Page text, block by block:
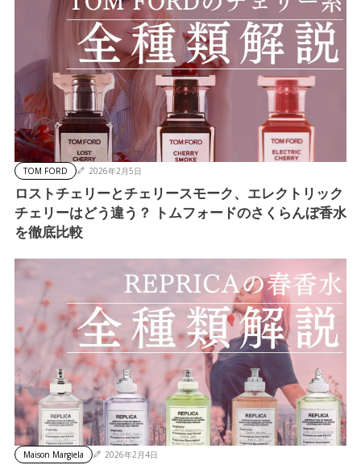
TOM FORD 2026年2月5日
ロストチェリーとチェリースモーク、エレクトリック
チェリーはどう違う？ トムフォードのさくらんぼ香水
を徹底比較
Maison Margiela 2026年2月4日